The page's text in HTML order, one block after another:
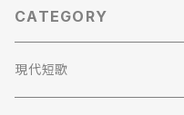
CATEGORY
現代短歌